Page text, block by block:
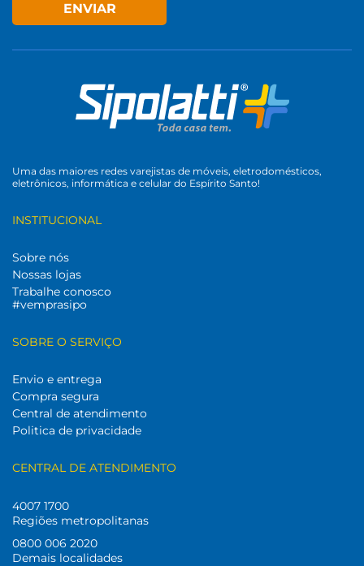
ENVIAR
Uma das maiores redes varejistas de móveis, eletrodomésticos,
eletrônicos, informática e celular do Espírito Santo!
INSTITUCIONAL
Sobre nós
Nossas lojas
Trabalhe conosco
#vemprasipo
SOBRE O SERVIÇO
Envio e entrega
Compra segura
Central de atendimento
Politica de privacidade
CENTRAL DE ATENDIMENTO
4007 1700
Regiões metropolitanas
0800 006 2020
Demais localidades